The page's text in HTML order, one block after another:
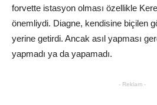
forvette istasyon olması özellikle
önemliydi. Diagne, kendisine biçilen
yerine getirdi. Ancak asıl yapması
yapmadı ya da yapamadı.
- Reklam -